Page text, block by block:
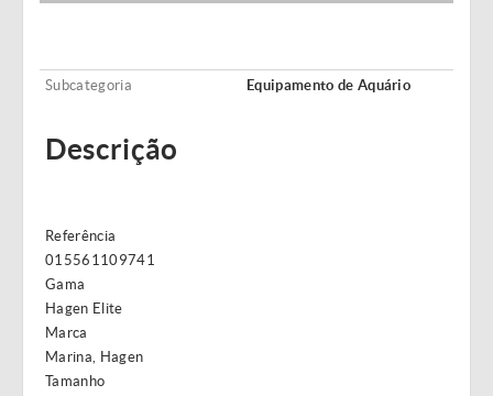
Subcategoria Equipamento de Aquário
Descrição
Referência
015561109741
Gama
Hagen Elite
Marca
Marina, Hagen
Tamanho